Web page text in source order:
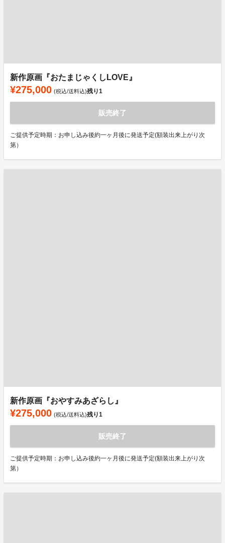
新作原画『おたまじゃくしLOVE』
¥275,000 (税込/送料込)残り1
販売終了
ご提供予定時期：お申し込み後約一ヶ月後に発送予定(額装出来上がり次
第）
新作原画『おやすみあざらし』
¥275,000 (税込/送料込)残り1
販売終了
ご提供予定時期：お申し込み後約一ヶ月後に発送予定(額装出来上がり次
第）